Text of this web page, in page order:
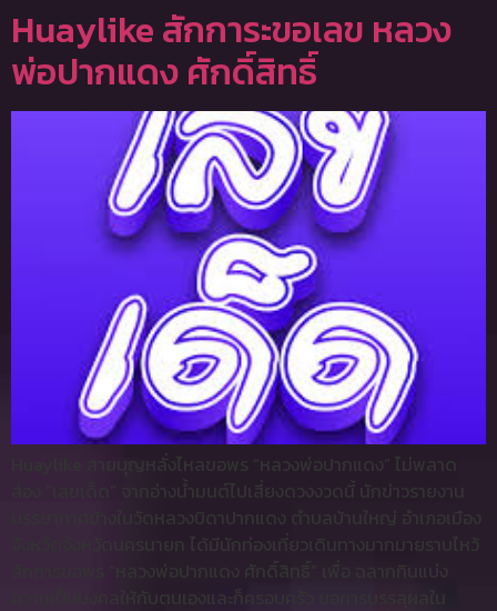
Huaylike สักการะขอเลข หลวง
พ่อปากแดง ศักดิ์สิทธิ์
Huaylike สายบุญหลั่งไหลขอพร “หลวงพ่อปากแดง” ไม่พลาด
ส่อง “เลขเด็ด” จากอ่างน้ำมนต์ไปเสี่ยงดวงงวดนี้ นักข่าวรายงาน
บรรยากาศข้างในวัดหลวงบิดาปากแดง ตำบลบ้านใหญ่ อำเภอเมือง
จังหวัดจังหวัดนครนายก ได้มีนักท่องเที่ยวเดินทางมากมายราบไหว้
สักการขอพร “หลวงพ่อปากแดง ศักดิ์สิทธิ์” เพื่อ ฉลากกินแบ่ง
ความเป็นมงคลให้กับตนเองและก็ครอบครัว ขอการบรรลุผลใน